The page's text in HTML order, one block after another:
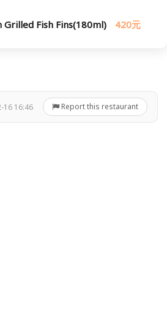
Grilled Fish Fins(180ml) 420元
16 16:46 Report this restaurant